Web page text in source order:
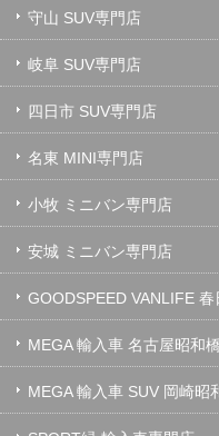
守山 SUV専門店
岐阜 SUV専門店
四日市 SUV専門店
名東 MINI専門店
小牧 ミニバン専門店
安城 ミニバン専門店
GOODSPEED VANLIFE 春
MEGA 輸入車 名古屋昭和
MEGA 輸入車 SUV 岡崎昭